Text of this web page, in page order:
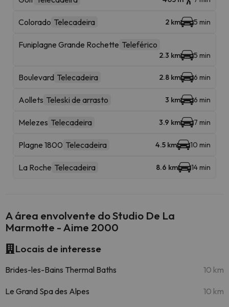
Colorado Telecadeira 2 km 5 min
Funiplagne Grande Rochette Teleférico
2.3 km 5 min
Boulevard Telecadeira 2.8 km 6 min
Aollets Teleski de arrasto 3 km 6 min
Melezes Telecadeira 3.9 km 7 min
Plagne 1800 Telecadeira 4.5 km 10 min
La Roche Telecadeira 8.6 km 14 min
A área envolvente do Studio De La
Marmotte - Aime 2000
Locais de interesse
Brides-les-Bains Thermal Baths 10 km
Le Grand Spa des Alpes 10 km